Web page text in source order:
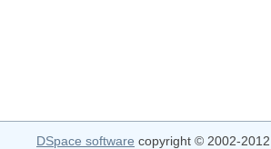
DSpace software copyright © 2002-2012